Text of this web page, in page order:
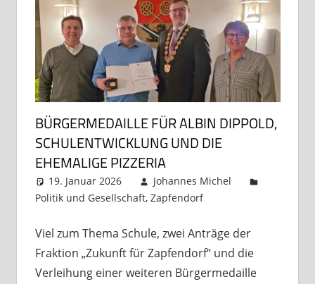
BÜRGERMEDAILLE FÜR ALBIN DIPPOLD,
SCHULENTWICKLUNG UND DIE
EHEMALIGE PIZZERIA
19. Januar 2026
Johannes Michel
Politik und Gesellschaft, Zapfendorf
Viel zum Thema Schule, zwei Anträge der
Fraktion „Zukunft für Zapfendorf“ und die
Verleihung einer weiteren Bürgermedaille